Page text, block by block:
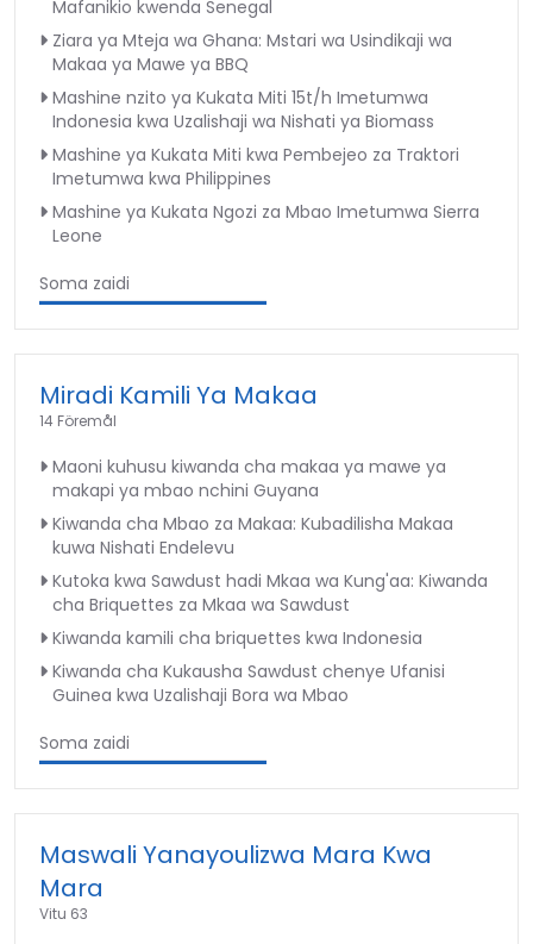
Mafanikio kwenda Senegal
Ziara ya Mteja wa Ghana: Mstari wa Usindikaji wa
Makaa ya Mawe ya BBQ
Mashine nzito ya Kukata Miti 15t/h Imetumwa
Indonesia kwa Uzalishaji wa Nishati ya Biomass
Mashine ya Kukata Miti kwa Pembejeo za Traktori
Imetumwa kwa Philippines
Mashine ya Kukata Ngozi za Mbao Imetumwa Sierra
Leone
Soma zaidi
Miradi Kamili Ya Makaa
14 Föremål
Maoni kuhusu kiwanda cha makaa ya mawe ya
makapi ya mbao nchini Guyana
Kiwanda cha Mbao za Makaa: Kubadilisha Makaa
kuwa Nishati Endelevu
Kutoka kwa Sawdust hadi Mkaa wa Kung'aa: Kiwanda
cha Briquettes za Mkaa wa Sawdust
Kiwanda kamili cha briquettes kwa Indonesia
Kiwanda cha Kukausha Sawdust chenye Ufanisi
Guinea kwa Uzalishaji Bora wa Mbao
Soma zaidi
Maswali Yanayoulizwa Mara Kwa
Mara
Vitu 63